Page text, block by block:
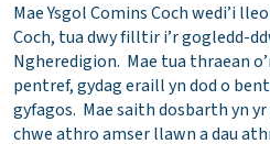
Mae Ysgol Comins Coch wedi’i
Coch, tua dwy filltir i’r gogledd-
Ngheredigion. Mae tua thraean
pentref, gydag eraill yn dod o
gyfagos. Mae saith dosbarth yn yr
chwe athro amser llawn a dau